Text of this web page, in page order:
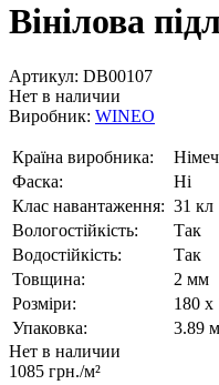
Вінілова
Артикул: DB00107
Нет в наличии
Виробник: WINEO
Країна виробника:
Фаска:
Ні
Клас навантаження: 31 кл
Вологостійкість:
Так
Водостійкість:
Так
Товщина:
2 мм
Розміри:
180 x
Упаковка:
3.89
Нет в наличии
1085 грн./м²